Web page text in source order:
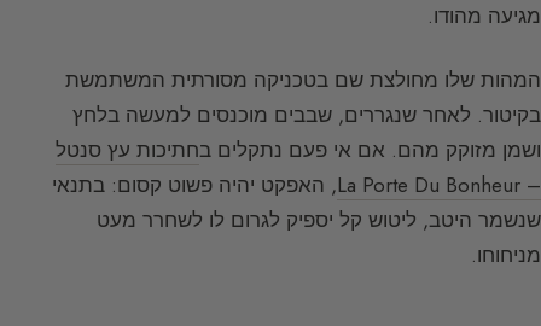
מגיעה מהודו.
המהות שלו מחולצת שם בטכניקה מסורתית המשתמשת
בקיטור. לאחר שנגררים, שבבים מוכנסים למעשה בלחץ
ושמן מזוקק מהם. אם אי פעם נתקלים בחתיכות עץ סנטל
– La Porte Du Bonheur
, האפקט יהיה פשוט קסום: בתנאי
שנשמר היטב, ליטוש קל יספיק לגרום לו לשחרר מעט
מניחוחו.